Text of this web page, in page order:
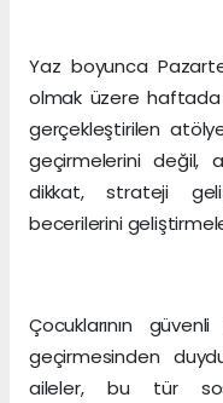
Yaz boyunca
olmak üzere haftada
gerçekleştirilen
geçirmelerini değil,
dikkat, strateji
becerilerini
Çocuklarının
geçirmesinden
aileler, bu tür